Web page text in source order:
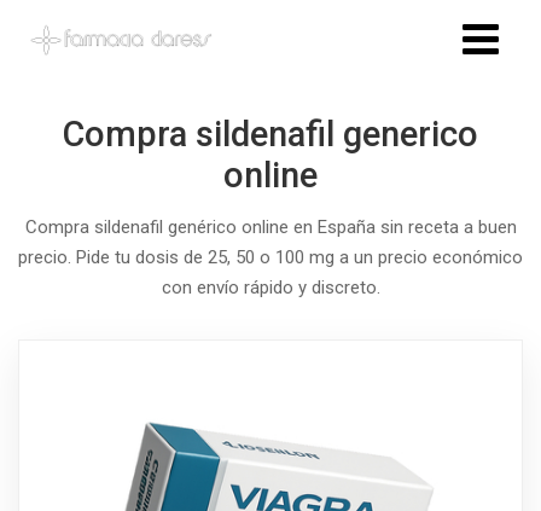
Compra sildenafil generico
online
Compra sildenafil genérico online en España sin receta a buen
precio. Pide tu dosis de 25, 50 o 100 mg a un precio económico
con envío rápido y discreto.